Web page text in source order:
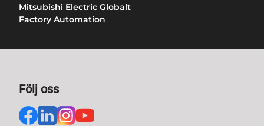
Mitsubishi Electric Globalt
Factory Automation
Följ oss